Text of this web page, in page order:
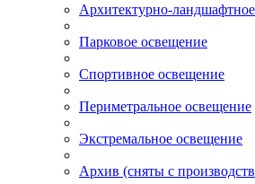
Архитектурно-
Парковое освещение
Спортивное освещение
Периметральное освещение
Экстремальное освещение
Архив (сняты с